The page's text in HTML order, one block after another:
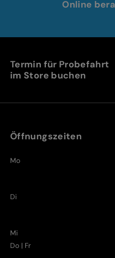
Online
Termin für Probefahrt
im Store buchen
Öffnungszeiten
Mo
Di
Mi
Do | Fr